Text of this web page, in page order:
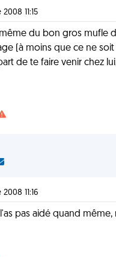
11:15
du bon gros mufle
(à moins que ce ne
de te faire venir chez
11:16
pas aidé quand même,